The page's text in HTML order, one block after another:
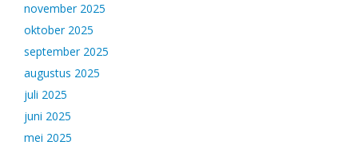
november 2025
oktober 2025
september 2025
augustus 2025
juli 2025
juni 2025
mei 2025